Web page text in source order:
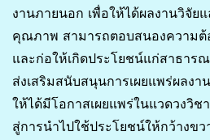
งานภายนอก เพื่อให้ได้ผลงานวิจัย
คุณภาพ สามารถตอบสนองความ
และก่อให้เกิดประโยชน์แก่สาธาร
ส่งเสริมสนับสนุนการเผยแพร่ผลงา
ให้ได้มีโอกาสเผยแพร่ในแวดวงวิ
สู่การนำไปใช้ประโยชน์ให้กว้างขว